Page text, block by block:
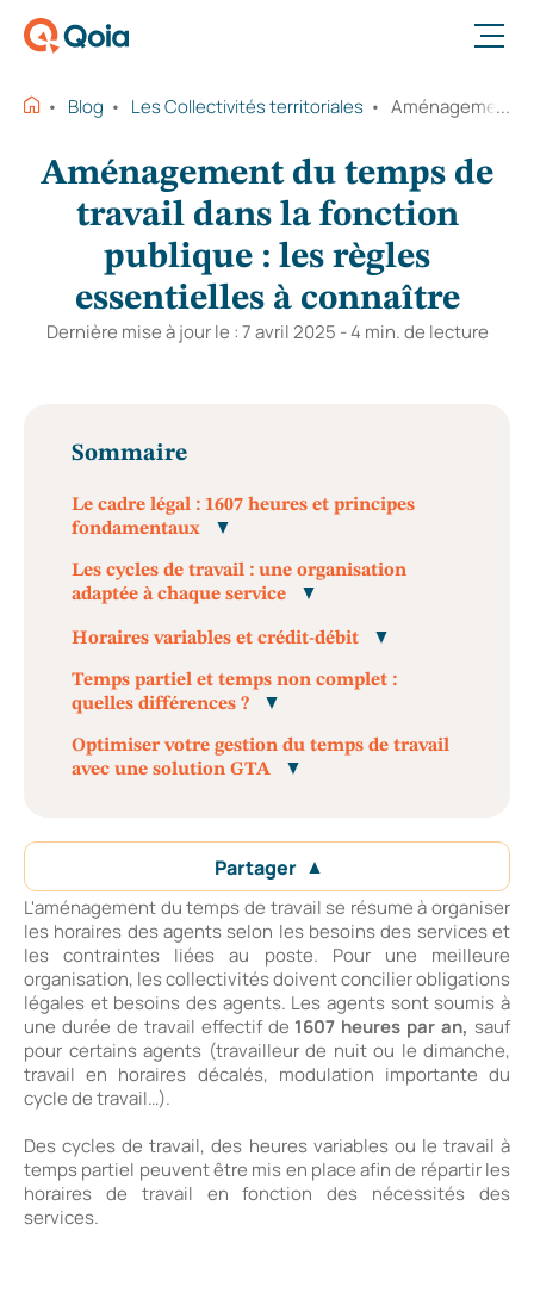
Ouvrir le menu
Blog Les Collectivités territoriales Aménagement
Aménagement du temps de
travail dans la fonction
publique : les règles
essentielles à connaître
Dernière mise à jour le : 7 avril 2025 - 4 min. de lecture
Sommaire
Le cadre légal : 1607 heures et principes
fondamentaux
Les cycles de travail : une organisation
adaptée à chaque service
Horaires variables et crédit-débit
Temps partiel et temps non complet :
quelles différences ?
Optimiser votre gestion du temps de travail
avec une solution GTA
Partager
L'aménagement du temps de travail se résume à organiser
les horaires des agents selon les besoins des services et
les contraintes liées au poste. Pour une meilleure
organisation, les collectivités doivent concilier obligations
légales et besoins des agents. Les agents sont soumis à
une durée de travail effectif de 1607 heures par an, sauf
pour certains agents (travailleur de nuit ou le dimanche,
travail en horaires décalés, modulation importante du
cycle de travail…).
Des cycles de travail, des heures variables ou le travail à
temps partiel peuvent être mis en place afin de répartir les
horaires de travail en fonction des nécessités des
services.